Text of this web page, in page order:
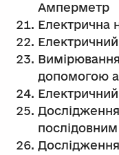
Амперметр
Електрична
допомогою
послідовним